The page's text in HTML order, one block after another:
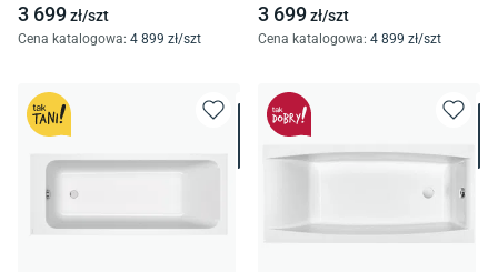
3 699zł/szt
Cena katalogowa: 4 899 zł/szt
3 699zł/szt
Cena katalogowa: 4 899 zł/szt